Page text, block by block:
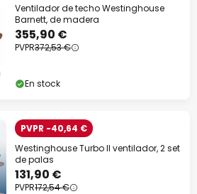
Ventilador de techo Westinghouse
Barnett, de madera
355,90 €
PVPR372,53 €
En stock
PVPR -40,64 €
Westinghouse Turbo II ventilador, 2 set
de palas
131,90 €
PVPR172,54 €